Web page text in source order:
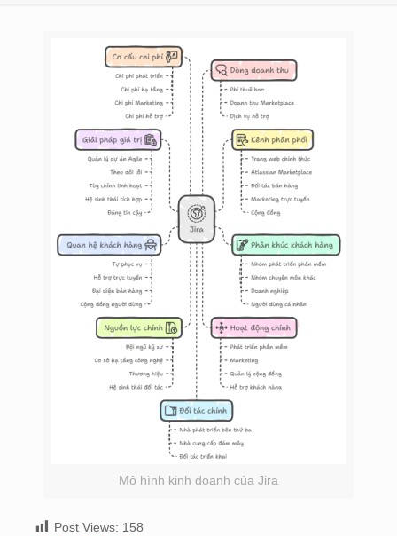
Mô hình kinh doanh của Jira
Post Views: 158